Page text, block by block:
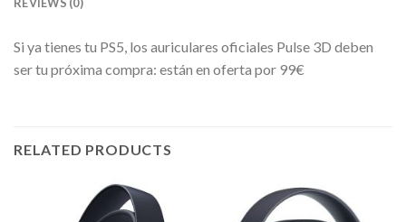
Si ya tienes tu PS5, los auriculares oficiales Pulse 3D deben
ser tu próxima compra: están en oferta por 99€
RELATED PRODUCTS